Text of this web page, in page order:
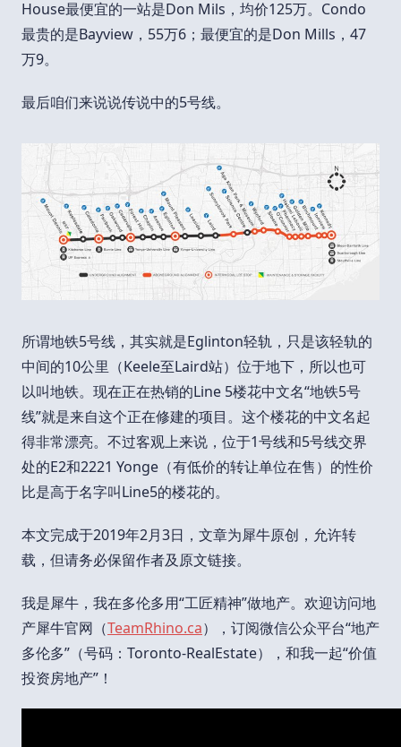
House最便宜的一站是Don Mils，均价125万。Condo
最贵的是Bayview，55万6；最便宜的是Don Mills，47
万9。
最后咱们来说说传说中的5号线。
所谓地铁5号线，其实就是Eglinton轻轨，只是该轻轨的
中间的10公里（Keele至Laird站）位于地下，所以也可
以叫地铁。现在正在热销的Line 5楼花中文名“地铁5号
线”就是来自这个正在修建的项目。这个楼花的中文名起
得非常漂亮。不过客观上来说，位于1号线和5号线交界
处的E2和2221 Yonge（有低价的转让单位在售）的性价
比是高于名字叫Line5的楼花的。
本文完成于2019年2月3日，文章为犀牛原创，允许转
载，但请务必保留作者及原文链接。
我是犀牛，我在多伦多用“工匠精神”做地产。欢迎访问地
产犀牛官网（TeamRhino.ca），订阅微信公众平台“地产
多伦多”（号码：Toronto-RealEstate），和我一起“价值
投资房地产”！